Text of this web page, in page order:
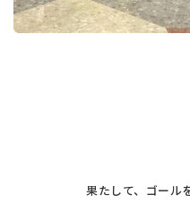
果たして、ゴールを先